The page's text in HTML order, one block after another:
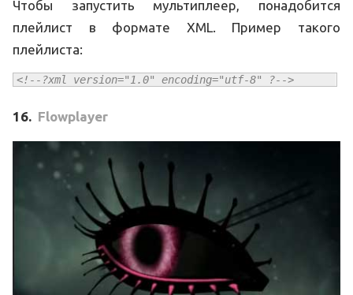
Чтобы запустить мультиплеер, понадобится
плейлист в формате XML. Пример такого
плейлиста:
<!--?xml version="1.0" encoding="utf-8" ?-->
16. Flowplayer